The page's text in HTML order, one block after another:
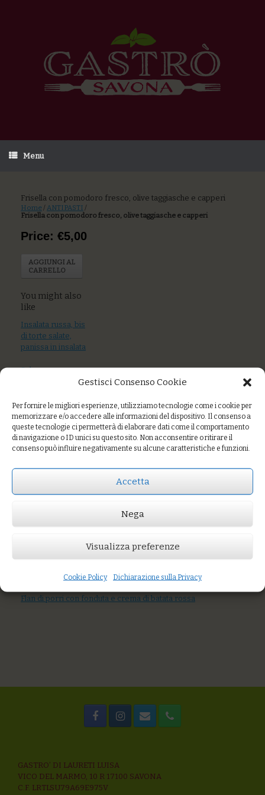
Gestisci Consenso Cookie
Per fornire le migliori esperienze, utilizziamo tecnologie come i cookie per
memorizzare e/o accedere alle informazioni del dispositivo. Il consenso a
queste tecnologie ci permetterà di elaborare dati come il comportamento
di navigazione o ID unici su questo sito. Non acconsentire o ritirare il
consenso può influire negativamente su alcune caratteristiche e funzioni.
Accetta
Nega
Visualizza preferenze
Cookie Policy Dichiarazione sulla Privacy
Menu
Frisella con pomodoro fresco, olive taggiasche e capperi
Home /ANTIPASTI /
Frisella con pomodoro fresco, olive taggiasche e capperi
crumble di mais e parmigiano
Flan di porri con fonduta e crema di batata rossa
Price: €5,00
AGGIUNGI AL
CARRELLO
You might also
like
Insalata russa, bis
di torte salate,
panissa in insalata
Salmone
marinaio, bonitto
marinato
Flan di broccoli,
caciotta e
GASTRO’ DI LAURETI LUISA
VICO DEL MARMO, 10 R 17100 SAVONA
C.F. LRTLSU79A69E975V